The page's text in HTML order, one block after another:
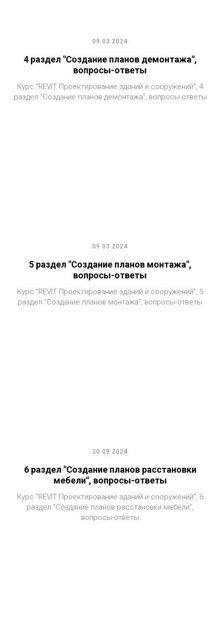
09.03.2024
4 раздел "Создание планов демонтажа",
вопросы-ответы
Курс "REVIT Проектирование зданий и сооружений", 4
раздел "Создание планов демонтажа", вопросы-ответы
09.03.2024
5 раздел "Создание планов монтажа",
вопросы-ответы
Курс "REVIT Проектирование зданий и сооружений", 5
раздел "Создание планов монтажа", вопросы-ответы
20.09.2024
6 раздел "Создание планов расстановки
мебели", вопросы-ответы
Курс "REVIT Проектирование зданий и сооружений", 6
раздел "Создание планов расстановки мебели",
вопросы-ответы